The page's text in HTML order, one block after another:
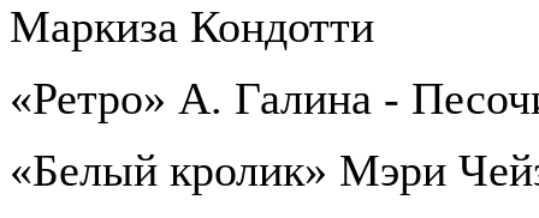
Маркиза Кондотти
«Ретро» А. Галина -
«Белый кролик» Мэри